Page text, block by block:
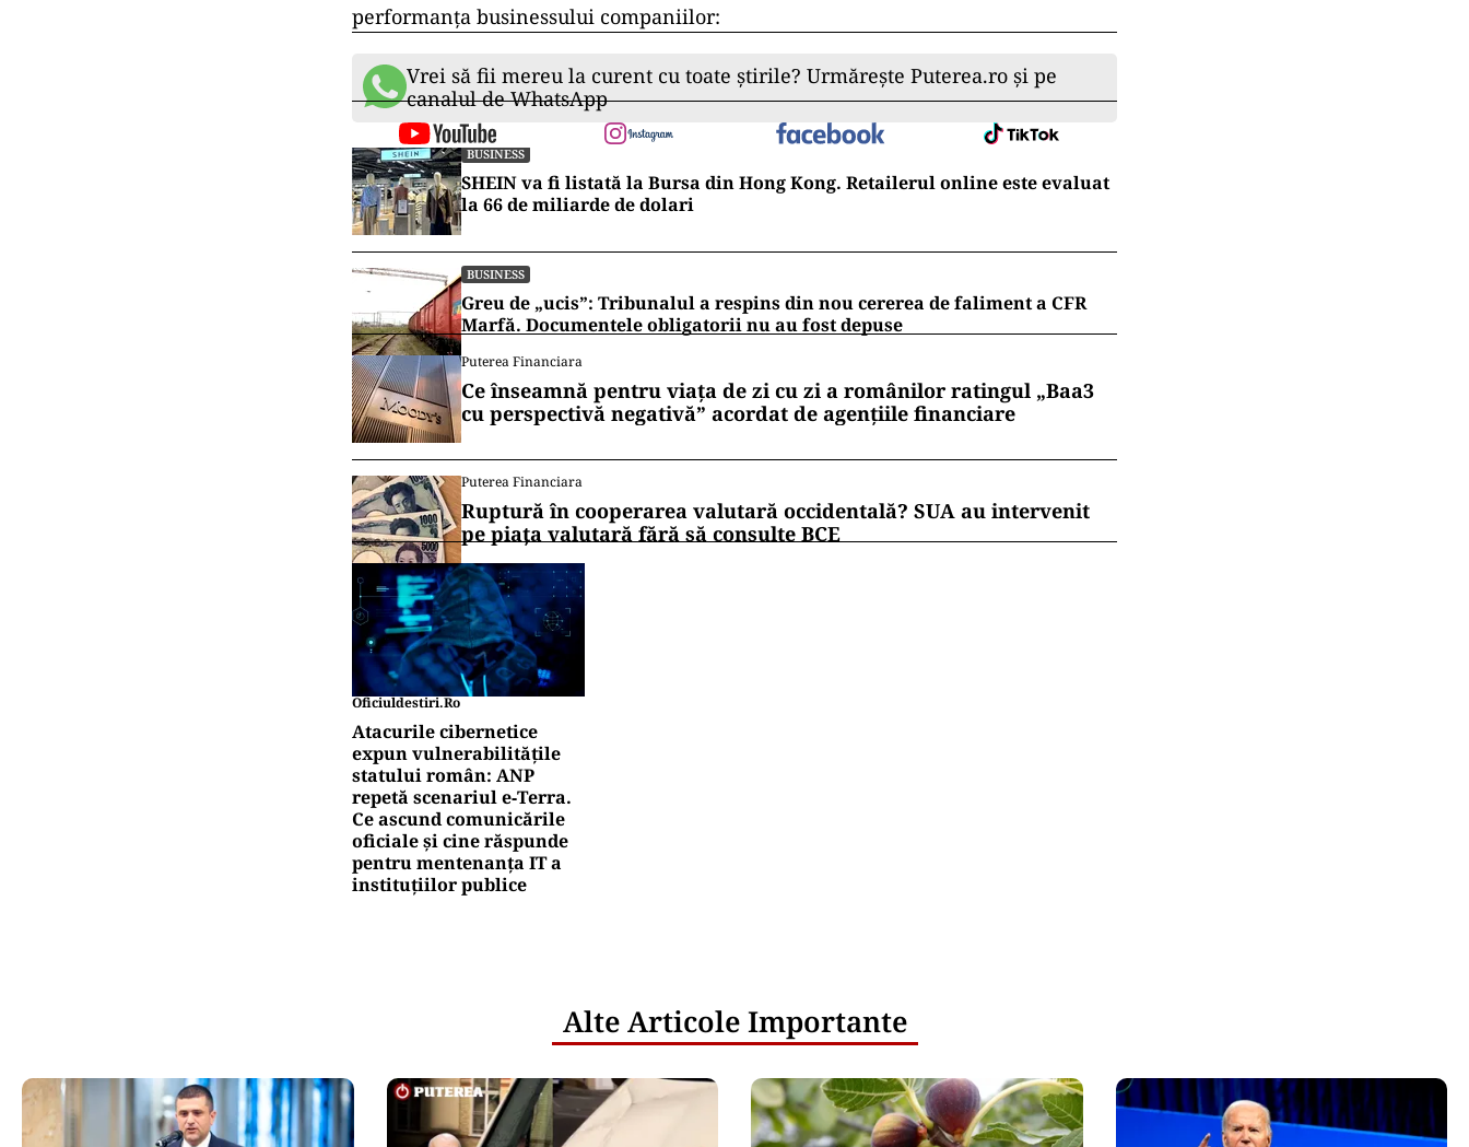
performanța businessului companiilor:
Vrei să fii mereu la curent cu toate știrile? Urmărește Puterea.ro și pe
canalul de WhatsApp
BUSINESS
SHEIN va fi listată la Bursa din Hong Kong. Retailerul online este evaluat
la 66 de miliarde de dolari
BUSINESS
Greu de „ucis”: Tribunalul a respins din nou cererea de faliment a CFR
Marfă. Documentele obligatorii nu au fost depuse
Puterea Financiara
Ce înseamnă pentru viața de zi cu zi a românilor ratingul „Baa3
cu perspectivă negativă” acordat de agențiile financiare
Puterea Financiara
Ruptură în cooperarea valutară occidentală? SUA au intervenit
pe piața valutară fără să consulte BCE
Oficiuldestiri.ro
Atacurile cibernetice
expun vulnerabilitățile
statului român: ANP
repetă scenariul e‑Terra.
Ce ascund comunicările
oficiale și cine răspunde
pentru mentenanța IT a
instituțiilor publice
Alte Articole Importante